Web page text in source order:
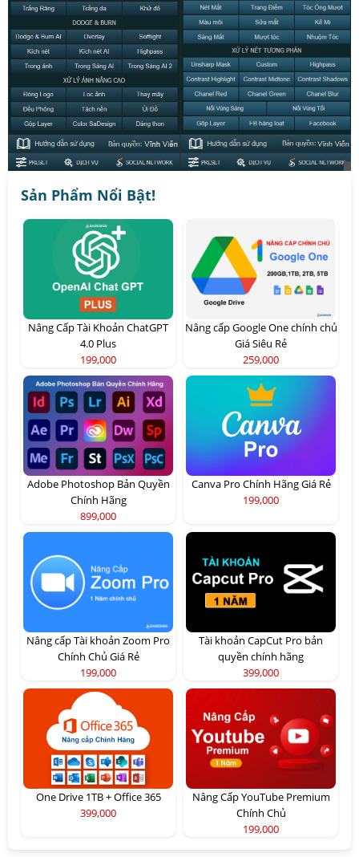
Sản Phẩm Nổi Bật!
Nâng Cấp Tài Khoản ChatGPT
4.0 Plus
199,000
Nâng cấp Google One chính chủ
Giá Siêu Rẻ
259,000
Adobe Photoshop Bản Quyền
Chính Hãng
899,000
Canva Pro Chính Hãng Giá Rẻ
199,000
Nâng cấp Tài khoản Zoom Pro
Chính Chủ Giá Rẻ
199,000
Tài khoản CapCut Pro bản
quyền chính hãng
399,000
One Drive 1TB + Office 365
399,000
Nâng Cấp YouTube Premium
Chính Chủ
199,000